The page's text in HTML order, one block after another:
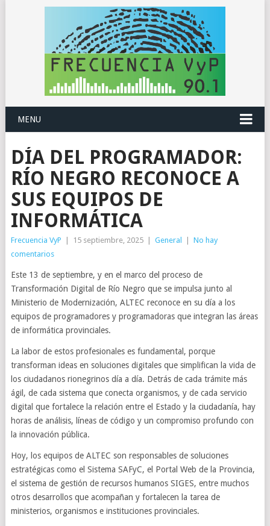
MENU
DÍA DEL PROGRAMADOR:
RÍO NEGRO RECONOCE A
SUS EQUIPOS DE
INFORMÁTICA
Frecuencia VyP 15 septiembre, 2025 General
No hay
comentarios
Este 13 de septiembre, y en el marco del proceso de
Transformación Digital de Río Negro que se impulsa junto al
Ministerio de Modernización, ALTEC reconoce en su día a los
equipos de programadores y programadoras que integran las áreas
de informática provinciales.
La labor de estos profesionales es fundamental, porque
transforman ideas en soluciones digitales que simplifican la vida de
los ciudadanos rionegrinos día a día. Detrás de cada trámite más
ágil, de cada sistema que conecta organismos, y de cada servicio
digital que fortalece la relación entre el Estado y la ciudadanía, hay
horas de análisis, líneas de código y un compromiso profundo con
la innovación pública.
Hoy, los equipos de ALTEC son responsables de soluciones
estratégicas como el Sistema SAFyC, el Portal Web de la Provincia,
el sistema de gestión de recursos humanos SIGES, entre muchos
otros desarrollos que acompañan y fortalecen la tarea de
ministerios, organismos e instituciones provinciales.